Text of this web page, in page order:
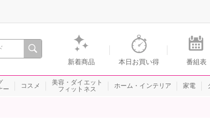
を。通販・テレビショッピングのショップチャンネル
新着商品 本日お買い得 番組表
ー
コスメ
美容・ダイエット
フィットネス
ホーム・インテリア 家電